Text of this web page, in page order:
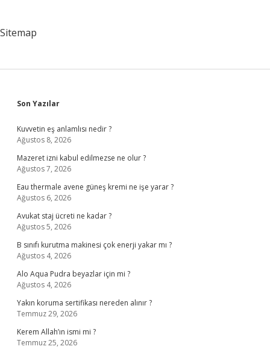
Sitemap
Sidebar
Son Yazılar
Kuvvetin eş anlamlısı nedir ?
Ağustos 8, 2026
Mazeret izni kabul edilmezse ne olur ?
Ağustos 7, 2026
Eau thermale avene güneş kremi ne işe yarar ?
Ağustos 6, 2026
Avukat staj ücreti ne kadar ?
Ağustos 5, 2026
B sınıfı kurutma makinesi çok enerji yakar mı ?
Ağustos 4, 2026
Alo Aqua Pudra beyazlar için mi ?
Ağustos 4, 2026
Yakın koruma sertifikası nereden alınır ?
Temmuz 29, 2026
Kerem Allah’ın ismi mi ?
Temmuz 25, 2026